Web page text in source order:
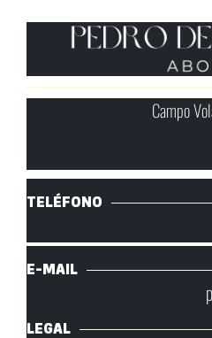
Campo
TELÉFONO
E-MAIL
LEGAL